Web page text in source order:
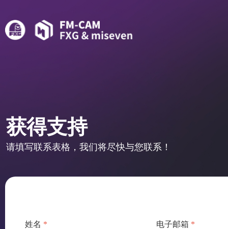
获得支持
请填写联系表格，我们将尽快与您联系！
姓名 * 电子邮箱 *